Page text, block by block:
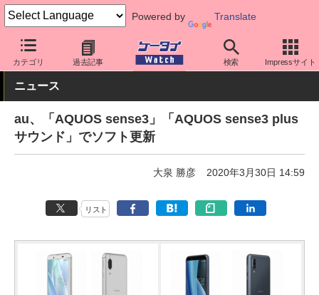
Powered by Translate
カテゴリ 過去記事 検索 Impressサイト
ケータイ Watch キャリア au ソフト更新
ニュース
au、「AQUOS sense3」「AQUOS sense3 plus
サウンド」でソフト更新
大泉 勝彦 2020年3月30日 14:59
リスト